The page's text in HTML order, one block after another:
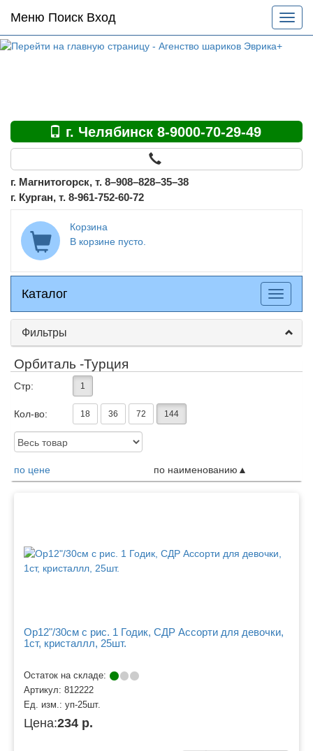
Основное
меню
по
Меню Поиск Вход
меню
г. Челябинск 8-9000-70-29-49
г. Магнитогорск, т. 8–908–828–35–38
г. Курган, т. 8-961-752-60-72
Корзина
В корзине пусто.
Каталог
Каталог
меню
Фильтры
Орбиталь -Турция
Стр: 1
Кол-во: 18 36 72 144
Доступность:
по цене по наименованию
Ор12"/30см с рис. 1 Годик, СДР Ассорти для девочки,
1ст, кристаллл, 25шт.
Остаток на складе:
Артикул: 812222
Ед. изм.: уп-25шт.
Цена:234 р.